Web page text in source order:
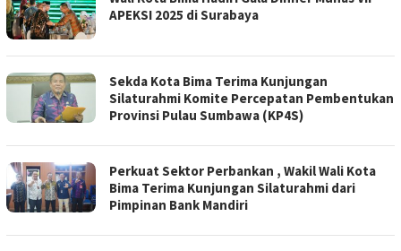
APEKSI 2025 di Surabaya
Sekda Kota Bima Terima Kunjungan
Silaturahmi Komite Percepatan Pembentukan
Provinsi Pulau Sumbawa (KP4S)
Perkuat Sektor Perbankan , Wakil Wali Kota
Bima Terima Kunjungan Silaturahmi dari
Pimpinan Bank Mandiri